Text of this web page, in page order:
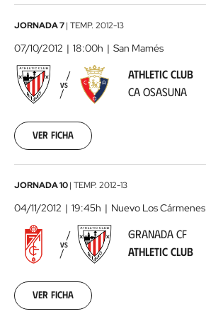
Athletic
Club
-
CA
Osasuna 2012-
07
00:00:00
JORNADA 7| TEMP. 2012-13
07/10/2012 18:00h San Mamés
VS
ATHLETIC CLUB
CA OSASUNA
Ver ficha
Granada
CF
Athletic
Club2012-
04
00:00:00
JORNADA 10| TEMP. 2012-13
04/11/2012 19:45h Nuevo Los Cármenes
VS
GRANADA CF
ATHLETIC CLUB
Ver ficha